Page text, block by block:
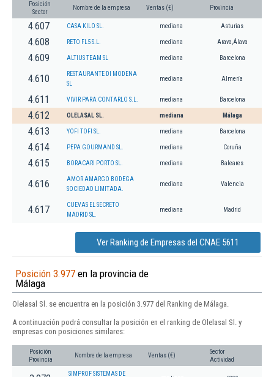
Posición
Sector
Nombre de la empresa Ventas (€) Provincia
4.607 CASA KILO SL. mediana Asturias
4.608 RETO FL5 S.L. mediana Arava,Álava
4.609 ALTIUS TEAM SL mediana Barcelona
4.610
RESTAURANTE DI MODENA
SL
mediana Almería
4.611 VIVIR PARA CONTARLO S.L. mediana Barcelona
4.612 OLELASAL SL. mediana Málaga
4.613 YOFI TOFI SL. mediana Barcelona
4.614 PEPA GOURMAND SL. mediana Coruña
4.615 BORACARI PORTO SL. mediana Baleares
4.616
AMOR AMARGO BODEGA
SOCIEDAD LIMITADA.
mediana Valencia
4.617
CUEVAS EL SECRETO
MADRID SL.
mediana Madrid
Ver Ranking de Empresas del CNAE 5611
Posición 3.977 en la provincia de
Málaga
Olelasal Sl. se encuentra en la posición 3.977 del Ranking de Málaga.
A continuación podrá consultar la posición en el ranking de Olelasal Sl. y
empresas con posiciones similares:
Posición
Provincia
Nombre de la empresa Ventas (€)
Sector
Actividad
SIMPROF SISTEMAS DE